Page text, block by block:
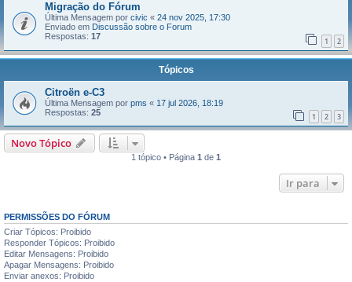
Migração do Fórum
Última Mensagem por civic « 24 nov 2025, 17:30
Enviado em Discussão sobre o Forum
Respostas: 17 1 2
Tópicos
Citroën e-C3
Última Mensagem por pms « 17 jul 2026, 18:19
Respostas: 25 1 2 3
Novo Tópico
1 tópico • Página 1 de 1
Ir para
PERMISSÕES DO FÓRUM
Criar Tópicos: Proibido
Responder Tópicos: Proibido
Editar Mensagens: Proibido
Apagar Mensagens: Proibido
Enviar anexos: Proibido